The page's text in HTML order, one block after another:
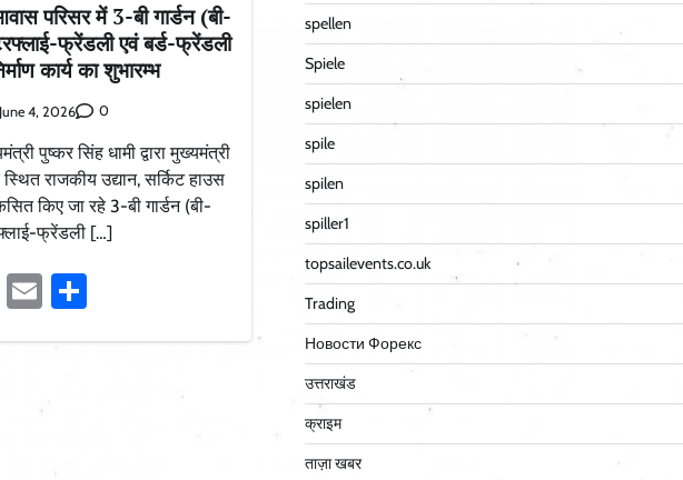
परिसर में 3-बी गार्डन (बी-
फ्रेंडली एवं बर्ड-फ्रेंडली
कार्य का शुभारम्भ
June 4, 2026 0
पुष्कर सिंह धामी द्वारा मुख्यमंत्री
राजकीय उद्यान, सर्किट हाउस
किए जा रहे 3-बी गार्डन (बी-
फ्रेंडली […]
EmailShare
spellen
Spiele
spielen
spile
spilen
spiller1
topsailevents.co.uk
Trading
Новости Форекс
उत्तराखंड
क्राइम
ताज़ा खबर